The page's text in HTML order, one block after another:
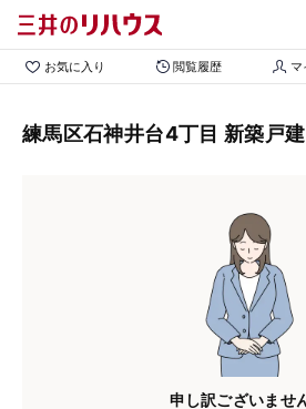
お気に入り 閲覧履歴 マ
練馬区石神井台4丁目 新築戸建
申し訳ございませ